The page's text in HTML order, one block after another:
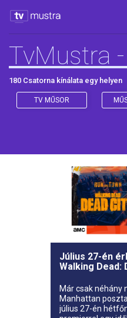
TvMustra
180 Csatorna kínálata egy helyen
TV MŰSOR
Július 27-én
Walking Dead:
Már csak néhány
Manhattan
július 27-én